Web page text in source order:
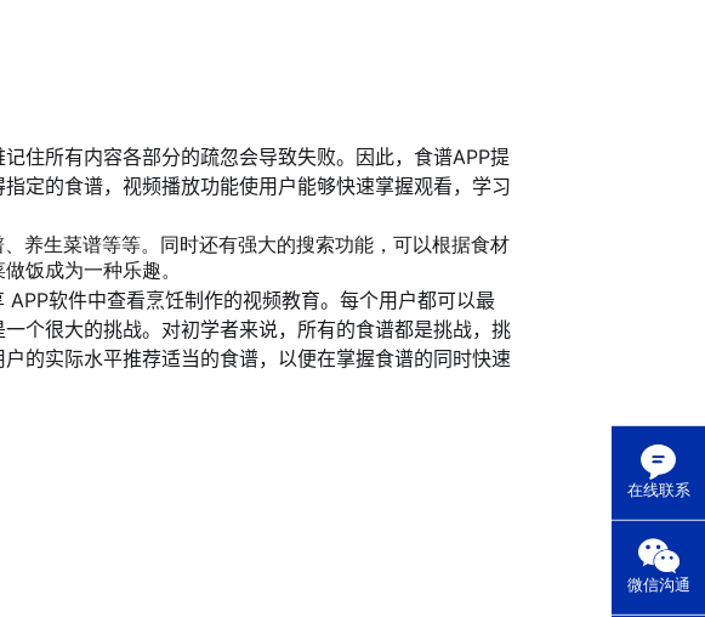
在线联系
微信沟通
住所有内容各部分的疏忽会导致失败。因此，食谱APP提
定的食谱，视频播放功能使用户能够快速掌握观看，学习
养生菜谱等等。同时还有强大的搜索功能，可以根据食材
饭成为一种乐趣。
软件中查看烹饪制作的视频教育。每个用户都可以最
个很大的挑战。对初学者来说，所有的食谱都是挑战，挑
的实际水平推荐适当的食谱，以便在掌握食谱的同时快速